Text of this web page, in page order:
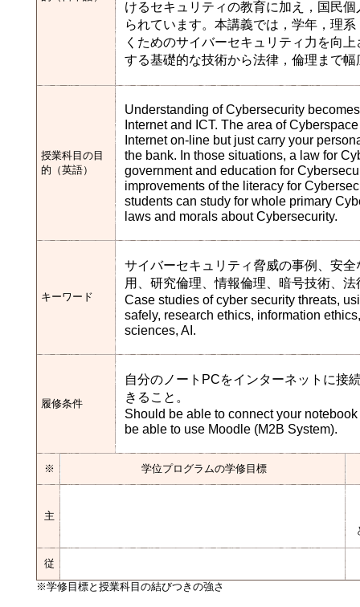
けるセキュリティの教育に加え，国民
られています。本講義では，学年，理
くためのサイバーセキュリティ力を向
する基礎的な技術から法律，倫理まで
授業科目の目
的（英語）
Understanding of Cybersecurity
Internet and ICT. The area of
Internet on-line but just carry your
the bank. In those situations, a law for
government and education for
improvements of the literacy for
students can study for whole primary
laws and morals about Cybersecurity.
キーワード
サイバーセキュリティ脅威の事例、安
用、研究倫理、情報倫理、暗号技術、
Case studies of cyber security threats,
safely, research ethics, information
sciences, AI.
履修条件
自分のノートPCをインターネットに接
きること。
Should be able to connect your
be able to use Moodle (M2B System).
※ 学位プログラムの学修目標
主
従
※学修目標と授業科目の結びつきの強さ